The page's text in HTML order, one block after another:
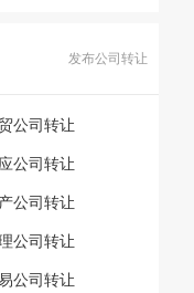
发布公司转让
公司转让
公司转让
公司转让
公司转让
公司转让